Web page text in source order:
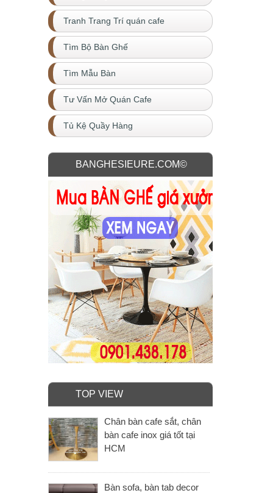
Tranh Trang Trí quán cafe
Tìm Bộ Bàn Ghế
Tìm Mẫu Bàn
Tư Vấn Mở Quán Cafe
Tủ Kệ Quầy Hàng
BANGHESIEURE.COM©
TOP VIEW
Chân bàn cafe sắt, chân
bàn cafe inox giá tốt tại
HCM
Bàn sofa, bàn tab decor